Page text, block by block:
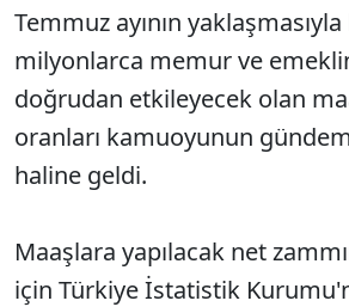
Temmuz ayının
milyonlarca memur ve
doğrudan etkileyecek olan
oranları kamuoyunun
haline geldi.
Maaşlara yapılacak net
için Türkiye İstatistik